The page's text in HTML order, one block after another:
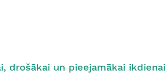
drošākai un pieejamākai ikdienai